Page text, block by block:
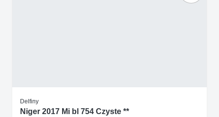
Delfiny
Niger 2017 Mi bl 754 Czyste **